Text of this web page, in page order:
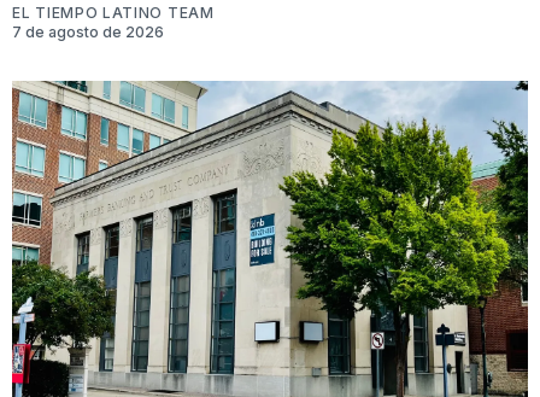
EL TIEMPO LATINO TEAM
7 de agosto de 2026